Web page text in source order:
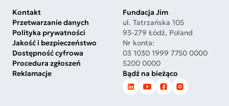
Kontakt
Przetwarzanie danych
Polityka prywatności
Jakość i bezpieczeństwo
Dostępność cyfrowa
Procedura zgłoszeń
Reklamacje
Fundacja Jim
ul. Tatrzańska 105
93-279 Łódź, Poland
Nr konta:
03 1030 1999 7750 0000
5200 0000
Bądź na bieżąco